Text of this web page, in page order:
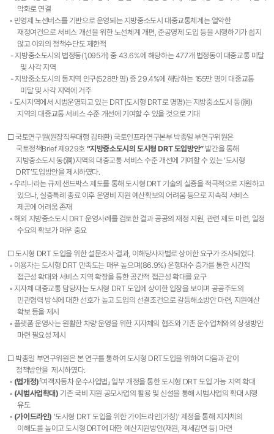
악화로 연결
◦ 민영제 노선버스를 기반으로 운영되는 지방중소도시 대중교통체계는 열악한
재정여건으로 서비스 개선을 위한 노선체계 개편, 준공영제 도입 등을 시행하기가 쉽지
않고 이외의 정책수단도 제한적
- 지방중소도시의 법정동(1,095개) 중 43.6%에 해당하는 477개 법정동이 대중교통 미달
및 사각 지역
- 지방중소도시의 동지역 인구(528만 명) 중 29.4%에 해당하는 155만 명이 대중교통
미달 및 사각 지역에 거주
◦ 도시지역에서 시범운영되고 있는 DRT(도시형 DRT로 명명)는 지방중소도시 동(洞)
지역의 대중교통 서비스 수준 개선에 기여할 수 있을 것으로 기대
□ 국토연구원(원장직무대행 김태환) 국토인프라연구본부 박종일 부연구위원은
국토정책Brief 제929호 “지방중소도시의 도시형 DRT 도입방안”발간을 통해
지방중소도시 동(洞)지역의 대중교통 서비스 수준 개선에 기여할 수 있는 ‘도시형
DRT’도입방안을 제시하였다.
◦ 우리나라는 규제 샌드박스 제도를 통해 도시형 DRT 기술의 실증을 적극적으로 지원하고
있으나, 실증특례 종료 이후 운영비 지원 예산확보의 어려움 등으로 지속적 서비스
제공에 어려움 존재
◦ 해외 지방중소도시 DRT 운영사례를 검토한 결과 공공의 재정 지원, 관련 제도 마련, 일정
수요의 확보가 매우 중요
□ 도시형 DRT 도입을 위한 설문조사 결과, 이해당사자별로 상이한 요구가 조사되었다.
◦ 이용자는 도시형 DRT 만족도는 매우 높으며(86.9%) 운행대수 증가를 통한 시간적
접근성 확대와 서비스 지역 확장을 통한 공간적 접근성 확대를 요구
◦ 지자체 대중교통 담당자는 도시형 DRT 도입에 상이한 입장을 보이며 공공주도의
민관협력 방식에 대한 선호가 높고 도입의 선결조건으로 갈등해소방안 마련, 지원예산
확보 등을 제시
◦ 플랫폼 운영사는 원활한 차량 운영을 위한 지자체의 협조와 기존 운수업체와의 상생방안
마련 필요성 제시
□ 박종일 부연구위원은 본 연구를 통하여 도시형 DRT도입을 위하여 다음과 같이
정책방안을 제시하였다.
◦ (법개정)「여객자동차 운수사업법」 일부 개정을 통한 도시형 DRT 도입 가능 지역 확대
◦ (시범사업확대) 기존 국비 지원 공모사업의 활용 및 신설을 통해 시범사업의 확대 시행
유도
◦ (가이드라인) ‘도시형 DRT 도입을 위한 가이드라인(가칭)’ 제정을 통해 지자체의
이해도를 높이고 도시형 DRT에 대한 예산지원방안(재원, 제세감면 등) 마련